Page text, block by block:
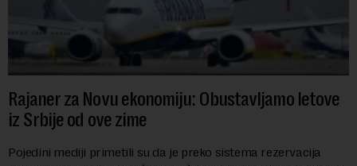
Rajaner za Novu ekonomiju: Obustavljamo letove
iz Srbije od ove zime
Pojedini mediji primetili su da je preko sistema rezervacija